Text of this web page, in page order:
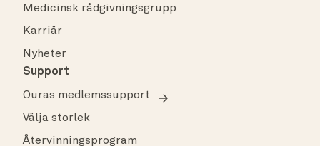
Medicinsk rådgivningsgrupp
Karriär
Nyheter
Support
Ouras medlemssupport
Välja storlek
Återvinningsprogram